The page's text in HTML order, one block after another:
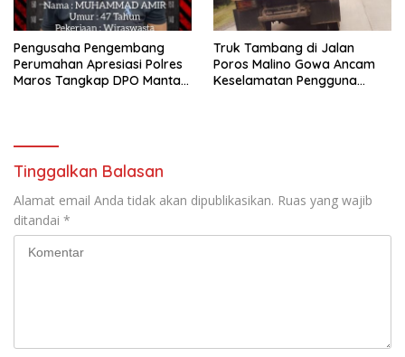
Pengusaha Pengembang
Perumahan Apresiasi Polres
Maros Tangkap DPO Mantan
Truk Tambang di Jalan
Poros Malino Gowa Ancam
Keselamatan Pengguna
Tinggalkan Balasan
Alamat email Anda tidak akan dipublikasikan. Ruas yang wajib
ditandai *